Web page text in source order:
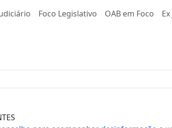
Foco Legislativo OAB em Foco